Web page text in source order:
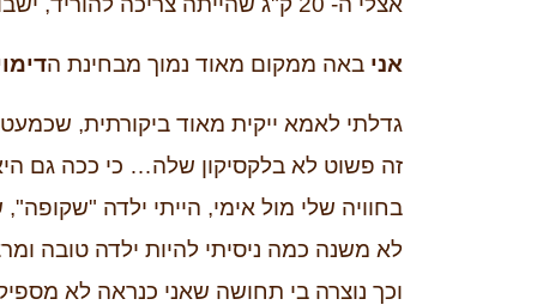
אני באה ממקום מאוד נמוך מבחינת ה
גדלתי לאמא ייקית מאוד ביקורתית,
זה פשוט לא בלקסיקון שלה… כי ככה גם
בחוויה שלי מול אימי, הייתי ילדה
לא משנה כמה ניסיתי להיות ילדה טובה
וכך נוצרה בי תחושה שאני כנראה לא